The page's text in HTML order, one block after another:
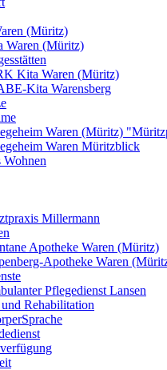
(Müritz)
Waren (Müritz)
Kita Waren (Müritz)
Kita Warensberg
Waren (Müritz)
Waren Müritzblick
Wohnen
Millermann
Apotheke Waren (Müritz)
Apotheke Waren
Pflegedienst Lansen
Rehabilitation